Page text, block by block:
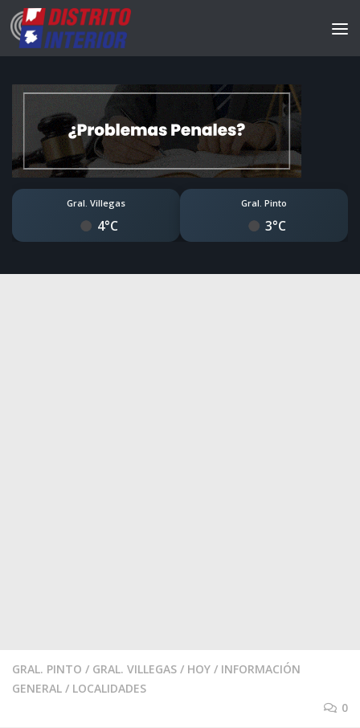
Gral. Villegas
4°C
Gral. Pinto
3°C
GRAL. PINTO / GRAL. VILLEGAS / HOY / INFORMACIÓN
GENERAL / LOCALIDADES
0